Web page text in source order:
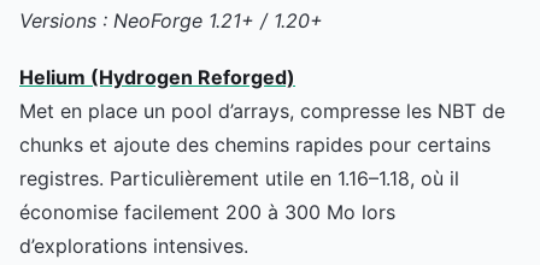
Versions : NeoForge 1.21+ / 1.20+
Helium (Hydrogen Reforged)
Met en place un pool d’arrays, compresse les NBT de
chunks et ajoute des chemins rapides pour certains
registres. Particulièrement utile en 1.16–1.18, où il
économise facilement 200 à 300 Mo lors
d’explorations intensives.